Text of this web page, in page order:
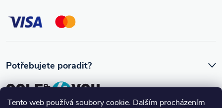
Tento web používá soubory cookie. Dalším procházením
Potřebujete poradit?